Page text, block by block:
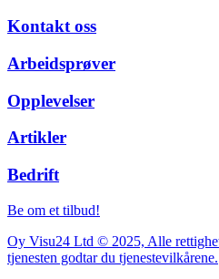
Kontakt oss
Arbeidsprøver
Opplevelser
Artikler
Bedrift
Be om et tilbud!
Oy Visu24 Ltd © 2025, Alle
tjenesten godtar du tjenestevilkårene.